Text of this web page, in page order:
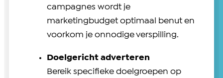
campagnes wordt je
marketingbudget optimaal benut en
voorkom je onnodige verspilling.
Doelgericht adverteren
Bereik specifieke doelgroepen op